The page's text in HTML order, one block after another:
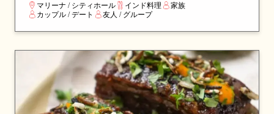
る注目の名店です。
マリーナ / シティホール インド料理
家族
カップル / デート
友人 / グループ